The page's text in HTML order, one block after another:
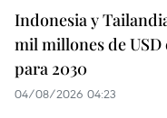
Indonesia y
mil millones de
para 2030
04/08/2026 04:23